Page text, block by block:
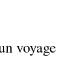
voyage